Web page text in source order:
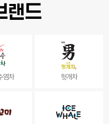
랜드
염차 헛개차